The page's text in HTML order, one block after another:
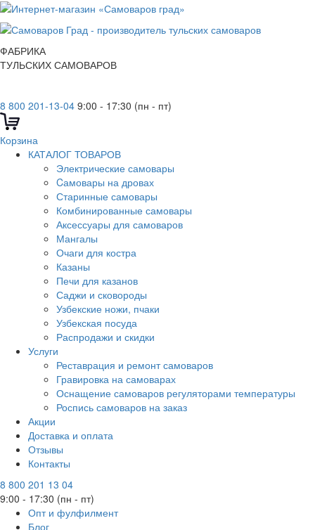
ФАБРИКА
ТУЛЬСКИХ САМОВАРОВ
8 800 201-13-04 9:00 - 17:30 (пн - пт)
Корзина
КАТАЛОГ ТОВАРОВ
Электрические самовары
Cамовары на дровах
Старинные самовары
Комбинированные самовары
Аксессуары для самоваров
Мангалы
Очаги для костра
Казаны
Печи для казанов
Саджи и сковороды
Узбекские ножи, пчаки
Узбекская посуда
Распродажи и скидки
Услуги
Реставрация и ремонт самоваров
Гравировка на самоварах
Оснащение самоваров регуляторами температуры
Роспись самоваров на заказ
Акции
Доставка и оплата
Отзывы
Контакты
8 800 201 13 04
9:00 - 17:30 (пн - пт)
Опт и фулфилмент
Блог